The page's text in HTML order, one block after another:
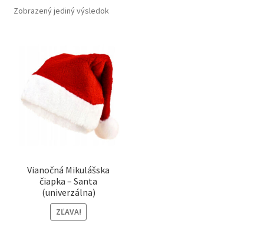
Zobrazený jediný výsledok
Vianočná Mikulášska
čiapka – Santa
(univerzálna)
ZĽAVA!